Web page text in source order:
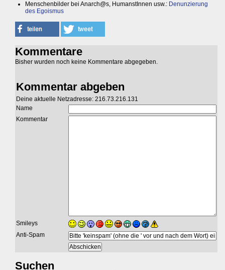
Menschenbilder bei Anarch@s, HumanstInnen usw.: Denunzierung
des Egoismus
Kommentare
Bisher wurden noch keine Kommentare abgegeben.
Kommentar abgeben
Deine aktuelle Netzadresse: 216.73.216.131
Name
Kommentar
Smileys
Anti-Spam
Suchen